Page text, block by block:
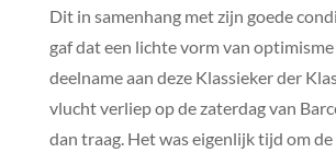
Dit in samenhang met zijn goede
gaf dat een lichte vorm van
deelname aan deze Klassieker der
vlucht verliep op de zaterdag van
dan traag. Het was eigenlijk tijd om de